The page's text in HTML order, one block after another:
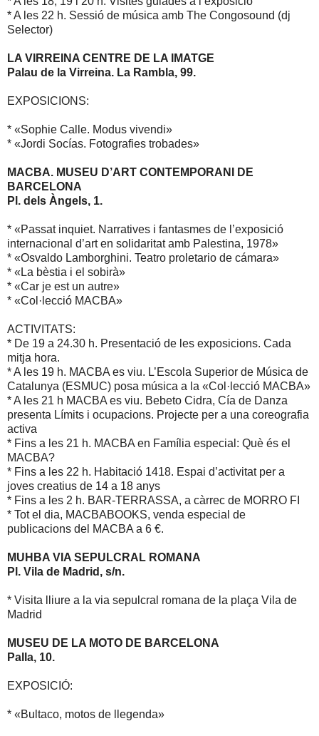
* A les 22 h. Sessió de música amb The Congosound (dj
Selector)
LA VIRREINA CENTRE DE LA IMATGE
Palau de la Virreina. La Rambla, 99.
EXPOSICIONS:
* «Sophie Calle. Modus vivendi»
* «Jordi Socías. Fotografies trobades»
MACBA. MUSEU D’ART CONTEMPORANI DE
BARCELONA
Pl. dels Àngels, 1.
* «Passat inquiet. Narratives i fantasmes de l’exposició
internacional d’art en solidaritat amb Palestina, 1978»
* «Osvaldo Lamborghini. Teatro proletario de cámara»
* «La bèstia i el sobirà»
* «Car je est un autre»
* «Col·lecció MACBA»
ACTIVITATS:
* De 19 a 24.30 h. Presentació de les exposicions. Cada
mitja hora.
* A les 19 h. MACBA es viu. L’Escola Superior de Música de
Catalunya (ESMUC) posa música a la «Col·lecció MACBA»
* A les 21 h MACBA es viu. Bebeto Cidra, Cía de Danza
presenta Límits i ocupacions. Projecte per a una coreografia
activa
* Fins a les 21 h. MACBA en Família especial: Què és el
MACBA?
* Fins a les 22 h. Habitació 1418. Espai d’activitat per a
joves creatius de 14 a 18 anys
* Fins a les 2 h. BAR-TERRASSA, a càrrec de MORRO FI
* Tot el dia, MACBABOOKS, venda especial de
publicacions del MACBA a 6 €.
MUHBA VIA SEPULCRAL ROMANA
Pl. Vila de Madrid, s/n.
* Visita lliure a la via sepulcral romana de la plaça Vila de
Madrid
MUSEU DE LA MOTO DE BARCELONA
Palla, 10.
EXPOSICIÓ:
* «Bultaco, motos de llegenda»